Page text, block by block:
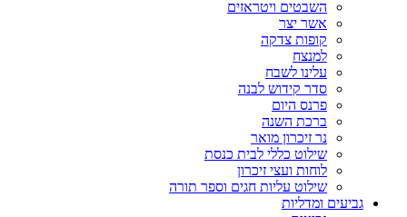
השבטים ויטראזים
אשר יצר
קופות צדקה
למנצח
עלינו לשבח
סדר קידוש לבנה
פרנס היום
ברכת השנה
נר זיכרון מואר
שילוט כללי לבית כנסת
לוחות ועצי זיכרון
שילוט עליות חגים וספר תורה
גביעים ומדליות